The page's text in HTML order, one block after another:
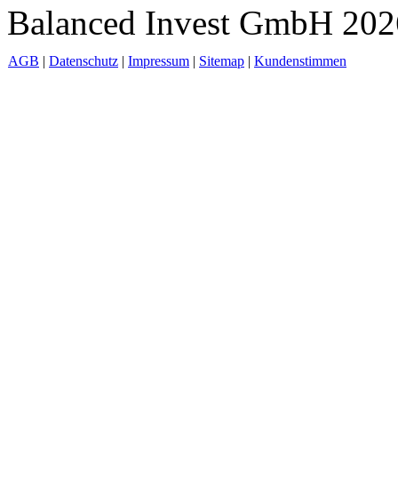
Balanced Invest GmbH
AGB | Datenschutz | Impressum | Sitemap | Kundenstimmen